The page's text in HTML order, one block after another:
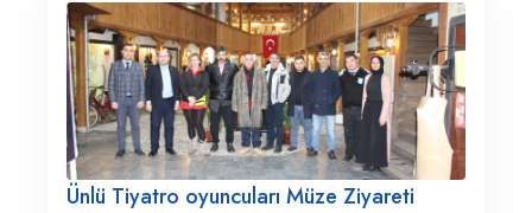
Ünlü Tiyatro oyuncuları Müze Ziyareti